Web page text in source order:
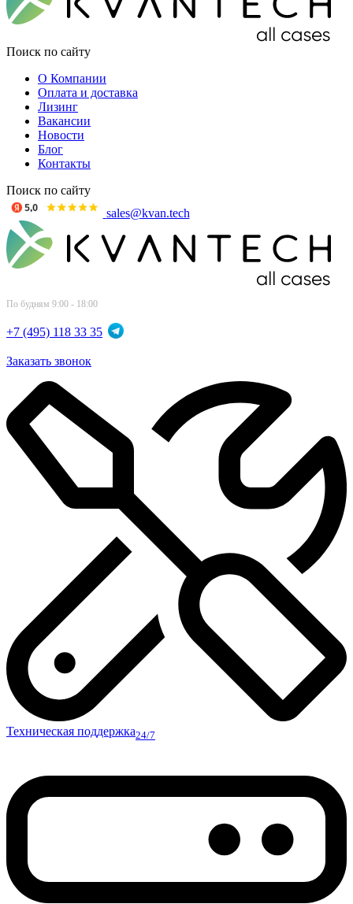
Поиск по сайту
О Компании
Оплата и доставка
Лизинг
Вакансии
Новости
Блог
Контакты
Поиск по сайту
sales@kvan.tech
По будням 9:00 - 18:00
+7 (495) 118 33 35
Заказать звонок
Техническая поддержка24/7